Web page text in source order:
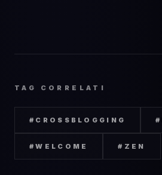
TAG CORRELATI
# CROSSBLOGGING #
#WELCOME # ZEN